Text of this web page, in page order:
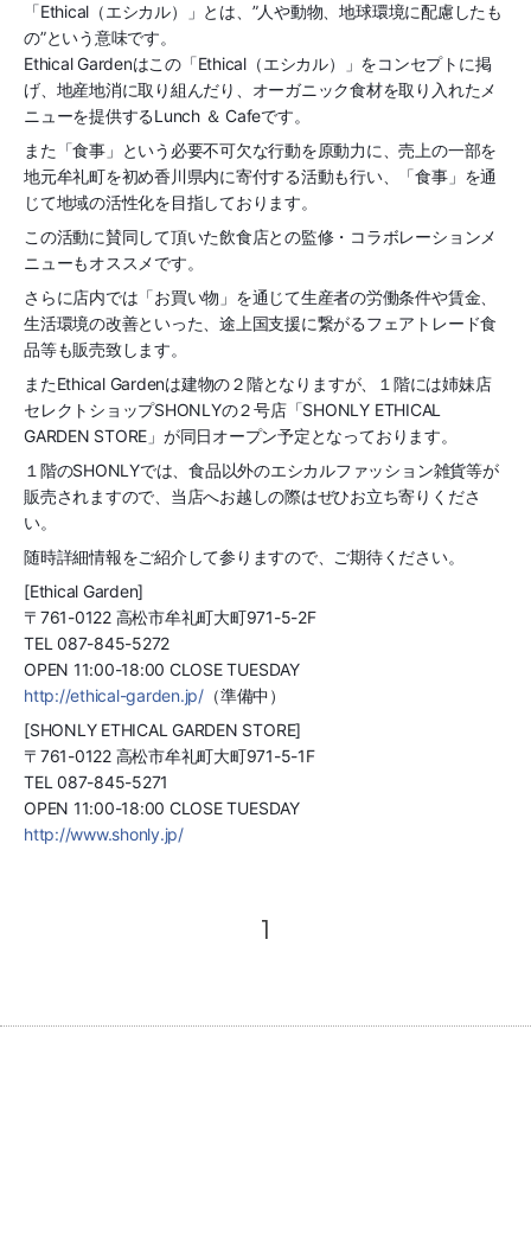
「Ethical（エシカル）」とは、”人や動物、地球環境に配慮したも
の”という意味です。
Ethical Gardenはこの「Ethical（エシカル）」をコンセプトに掲
げ、地産地消に取り組んだり、オーガニック食材を取り入れたメ
ニューを提供するLunch ＆ Cafeです。
また「食事」という必要不可欠な行動を原動力に、売上の一部を
地元牟礼町を初め香川県内に寄付する活動も行い、「食事」を通
じて地域の活性化を目指しております。
この活動に賛同して頂いた飲食店との監修・コラボレーションメ
ニューもオススメです。
さらに店内では「お買い物」を通じて生産者の労働条件や賃金、
生活環境の改善といった、途上国支援に繋がるフェアトレード食
品等も販売致します。
またEthical Gardenは建物の２階となりますが、１階には姉妹店
セレクトショップSHONLYの２号店「SHONLY ETHICAL
GARDEN STORE」が同日オープン予定となっております。
１階のSHONLYでは、食品以外のエシカルファッション雑貨等が
販売されますので、当店へお越しの際はぜひお立ち寄りくださ
い。
随時詳細情報をご紹介して参りますので、ご期待ください。
[Ethical Garden]
〒761-0122 高松市牟礼町大町971-5-2F
TEL 087-845-5272
OPEN 11:00-18:00 CLOSE TUESDAY
http://ethical-garden.jp/ （準備中）
[SHONLY ETHICAL GARDEN STORE]
〒761-0122 高松市牟礼町大町971-5-1F
TEL 087-845-5271
OPEN 11:00-18:00 CLOSE TUESDAY
http://www.shonly.jp/
1